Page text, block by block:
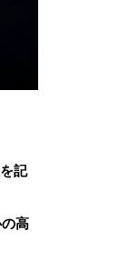
記
高